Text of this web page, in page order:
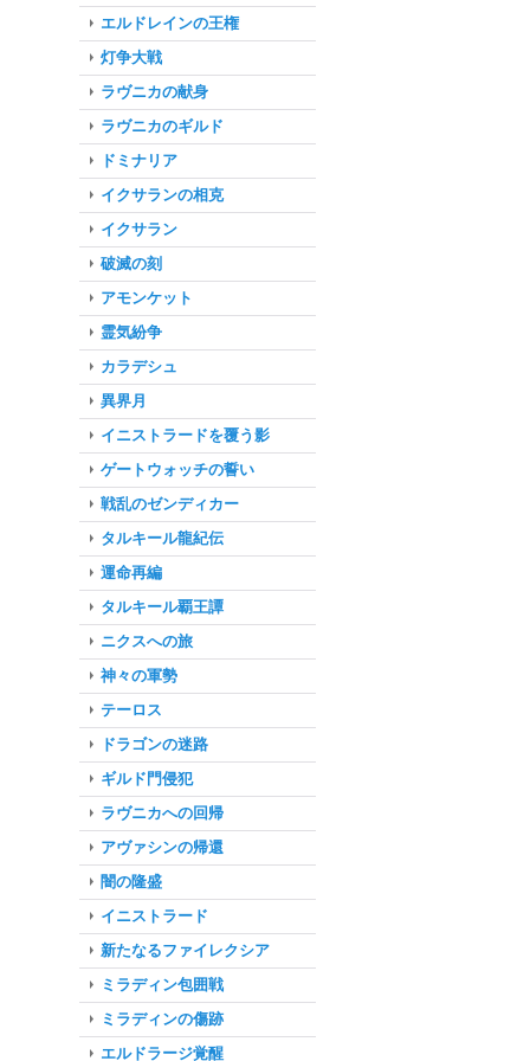
エルドレインの王権
灯争大戦
ラヴニカの献身
ラヴニカのギルド
ドミナリア
イクサランの相克
イクサラン
破滅の刻
アモンケット
霊気紛争
カラデシュ
異界月
イニストラードを覆う影
ゲートウォッチの誓い
戦乱のゼンディカー
タルキール龍紀伝
運命再編
タルキール覇王譚
ニクスへの旅
神々の軍勢
テーロス
ドラゴンの迷路
ギルド門侵犯
ラヴニカへの回帰
アヴァシンの帰還
闇の隆盛
イニストラード
新たなるファイレクシア
ミラディン包囲戦
ミラディンの傷跡
エルドラージ覚醒